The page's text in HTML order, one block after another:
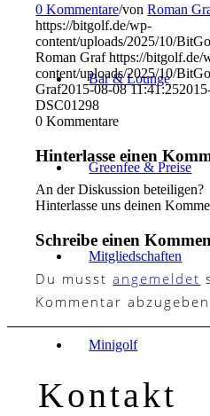
Bar & Lounge
Greenfee & Preise
Mitgliedschaften
Minigolf
0 Kommentare/vonRoman
https://bitgolf.de/wp-
content/uploads/2025/10/
Roman Graf https://bitgolf.de/
content/uploads/2025/10/
Graf2015-08-08 11:41:25
DSC01298
0 Kommentare
Hinterlasse einen
An der Diskussion beteiligen?
Hinterlasse uns deinen
Schreibe einen
Du musstangemeldet
Kommentar
Kontakt